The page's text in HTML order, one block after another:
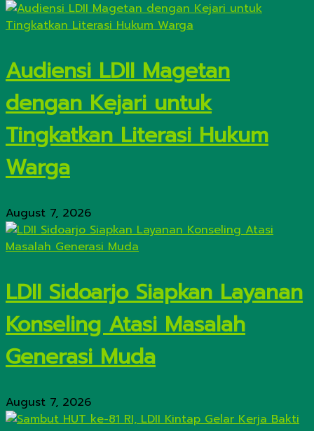
Audiensi LDII Magetan
dengan Kejari untuk
Tingkatkan Literasi Hukum
Warga
August 7, 2026
LDII Sidoarjo Siapkan Layanan
Konseling Atasi Masalah
Generasi Muda
August 7, 2026